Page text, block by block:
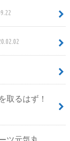
取るはず！